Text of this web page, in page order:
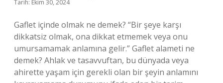
Tarih: Ekim 30, 2024
Gaflet içinde olmak ne demek? “Bir şeye karşı
dikkatsiz olmak, ona dikkat etmemek veya onu
umursamamak anlamına gelir.” Gaflet alameti ne
demek? Ahlak ve tasavvuftan, bu dünyada veya
ahirette yaşam için gerekli olan bir şeyin anlamını